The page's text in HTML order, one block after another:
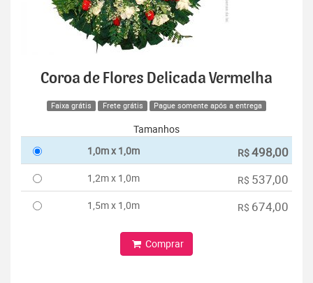
Coroa de Flores Delicada Vermelha
Faixa grátis Frete grátis Pague somente após a entrega
Tamanhos
1,0m x 1,0m
R$498,00
1,2m x 1,0m R$ 537,00
1,5m x 1,0m R$ 674,00
Comprar